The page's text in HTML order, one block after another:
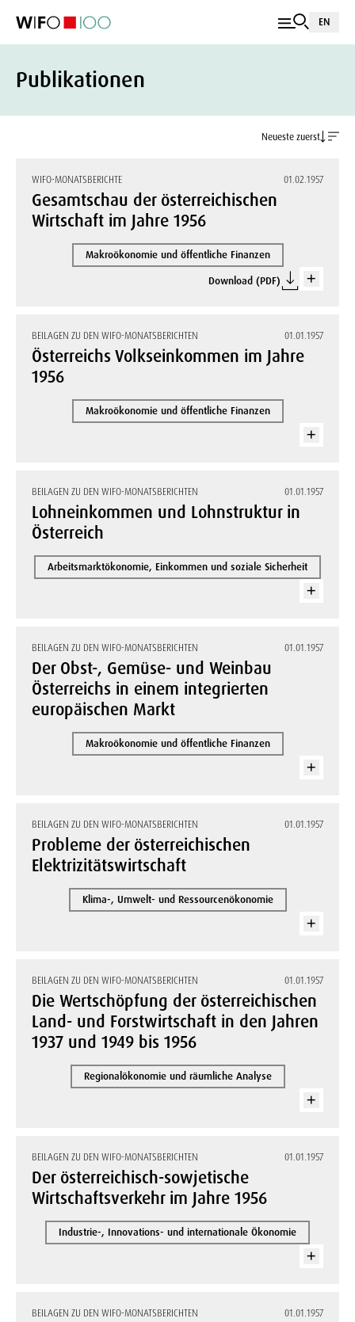
EN
Publikationen
Neueste zuerst
WIFO-MONATSBERICHTE 01.02.1957
Gesamtschau der österreichischen
Wirtschaft im Jahre 1956
Makroökonomie und öffentliche Finanzen
Download (PDF)
BEILAGEN ZU DEN WIFO-MONATSBERICHTEN 01.01.1957
Österreichs Volkseinkommen im Jahre
1956
Makroökonomie und öffentliche Finanzen
BEILAGEN ZU DEN WIFO-MONATSBERICHTEN 01.01.1957
Lohneinkommen und Lohnstruktur in
Österreich
Arbeitsmarktökonomie, Einkommen und soziale Sicherheit
BEILAGEN ZU DEN WIFO-MONATSBERICHTEN 01.01.1957
Der Obst-, Gemüse- und Weinbau
Österreichs in einem integrierten
europäischen Markt
Makroökonomie und öffentliche Finanzen
BEILAGEN ZU DEN WIFO-MONATSBERICHTEN 01.01.1957
Probleme der österreichischen
Elektrizitätswirtschaft
Klima-, Umwelt- und Ressourcenökonomie
BEILAGEN ZU DEN WIFO-MONATSBERICHTEN 01.01.1957
Die Wertschöpfung der österreichischen
Land- und Forstwirtschaft in den Jahren
1937 und 1949 bis 1956
Regionalökonomie und räumliche Analyse
BEILAGEN ZU DEN WIFO-MONATSBERICHTEN 01.01.1957
Der österreichisch-sowjetische
Wirtschaftsverkehr im Jahre 1956
Industrie-, Innovations- und internationale Ökonomie
BEILAGEN ZU DEN WIFO-MONATSBERICHTEN 01.01.1957